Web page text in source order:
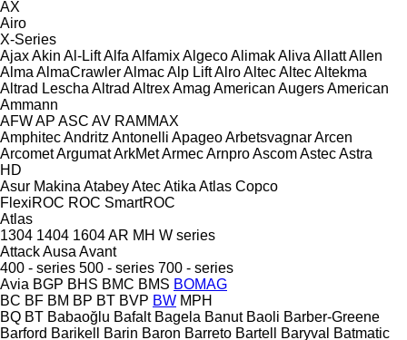
AX
Airo
X-Series
AjaxAkin Al-LiftAlfa AlfamixAlgecoAlimakAliva AllattAllen
Alma AlmaCrawlerAlmacAlp LiftAlroAltecAltecAltekma
Altrad Lescha Altrad AltrexAmag American AugersAmerican
Ammann
AFWAP ASC AV RAMMAX
AmphitecAndritz Antonelli ApageoArbetsvagnarArcen
ArcometArgumatArkMetArmecArnproAscomAstecAstra
HD
Asur Makina AtabeyAtecAtika Atlas Copco
FlexiROC ROC SmartROC
Atlas
1304 1404 1604AR MH W series
AttackAusa Avant
400 - series 500 - series 700 - series
Avia BGP BHS BMC BMS BOMAG
BC BF BM BP BT BVP BW MPH
BQ BT Babaoğlu Bafalt Bagela Banut Baoli Barber-Greene
Barford Barikell Barin Baron Barreto Bartell Baryval
Batmatic